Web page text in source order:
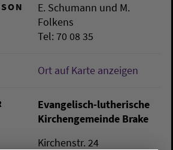
E. Schumann und M.
Folkens
Tel: 70 08 35
Ort auf Karte anzeigen
Evangelisch-lutherische
Kirchengemeinde Brake
Kirchenstr. 24